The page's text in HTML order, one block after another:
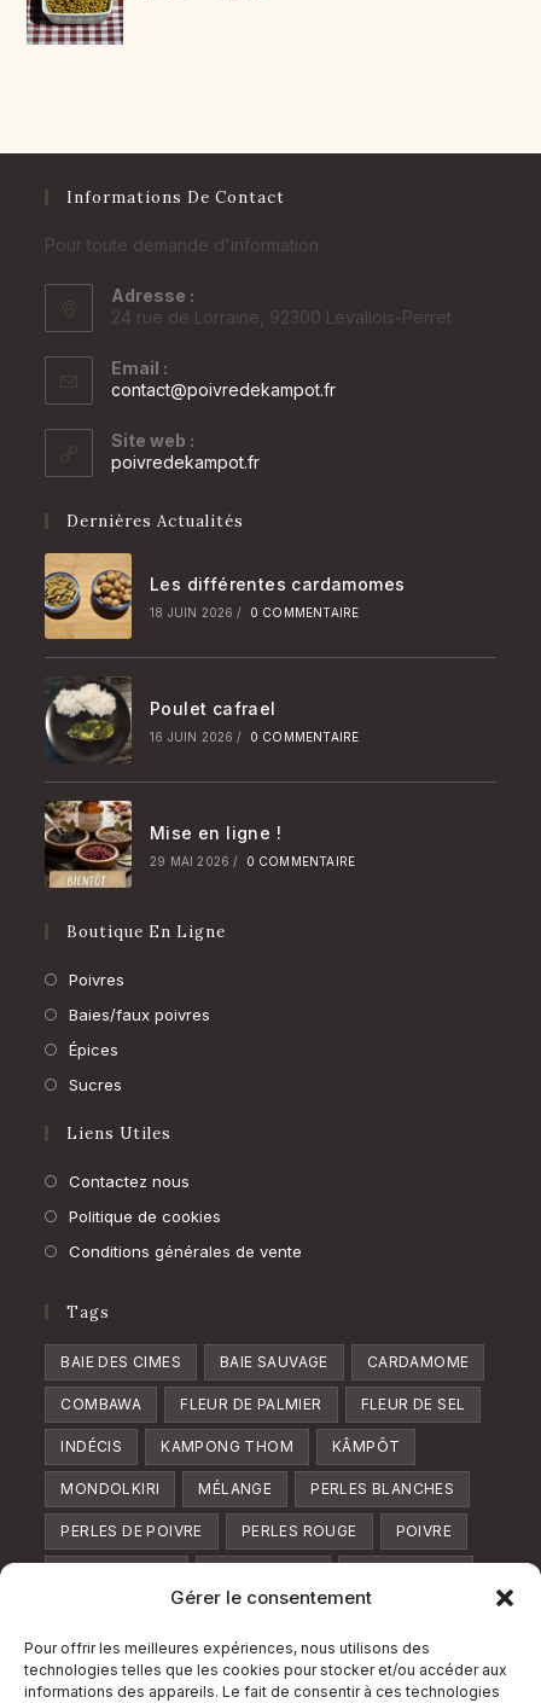
Gérer le consentement
Pour offrir les meilleures expériences, nous utilisons des
technologies telles que les cookies pour stocker et/ou accéder aux
informations des appareils. Le fait de consentir à ces technologies
Informations De Contact
Pour toute demande d'information
Adresse :
24 rue de Lorraine, 92300 Levallois-Perret
Email :
contact@poivredekampot.frS’ouvre
Site web :
poivredekampot.fr
Dernières Actualités
Les différentes cardamomes
18 JUIN 2026 / 0 COMMENTAIRE
Poulet cafrael
16 JUIN 2026 / 0 COMMENTAIRE
Mise en ligne !
29 MAI 2026 / 0 COMMENTAIRE
Boutique En Ligne
Poivres
dans
Baies/faux poivres
Épices
dans
nouvel
Sucres
un
nouvel
Liens Utiles
Contactez nous
Politique de cookies
Conditions générales de vente
Tags
BAIE DES CIMES BAIE SAUVAGE CARDAMOME
COMBAWA FLEUR DE PALMIER FLEUR DE SEL
INDÉCIS KAMPONG THOM KÂMPÔT
MONDOLKIRI MÉLANGE PERLES BLANCHES
PERLES DE POIVRE PERLES ROUGE POIVRE
POUDRE RATANAKIRI SOMBRE SUCRE